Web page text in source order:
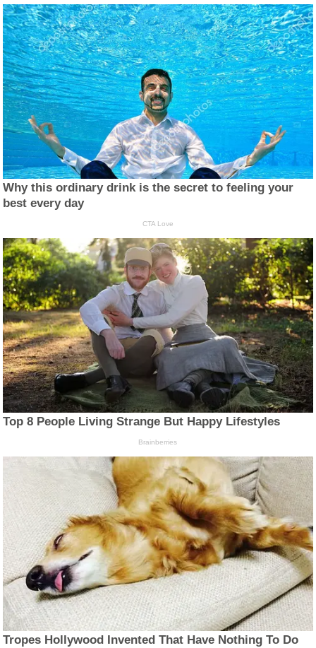
Why this ordinary drink is the secret to feeling your
best every day
CTA Love
Top 8 People Living Strange But Happy Lifestyles
Brainberries
Tropes Hollywood Invented That Have Nothing To Do